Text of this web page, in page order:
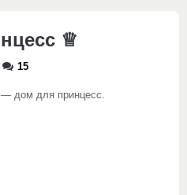
♕
15
— дом для принцесс.